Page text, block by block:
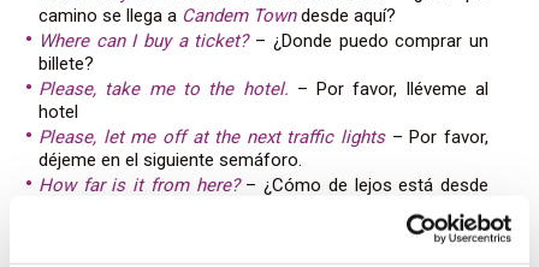
camino se llega a Candem Towndesde aquí?
Where can I buy a ticket?– ¿Donde puedo comprar un
billete?
Please, take me to the hotel. – Por favor, lléveme al
hotel
Please, let me off at the next traffic lights – Por favor,
déjeme en el siguiente semáforo.
How far is it from here?– ¿Cómo de lejos está desde